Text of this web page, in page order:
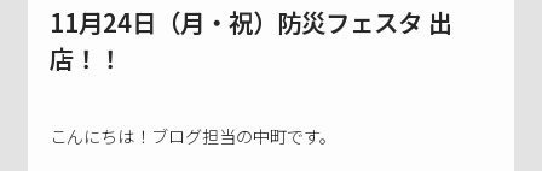
11月24日（月・祝）防災フェスタ 出
店！！
こんにちは！ブログ担当の中町です。